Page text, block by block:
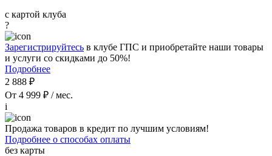
с картой клуба
?
Зарегистрируйтесь в клубе ГПС и приобретайте наши товары
и услуги со скидками до 50%!
Подробнее
2 888 ₽
От 4 999 ₽ / мес.
i
Продажа товаров в кредит по лучшим условиям!
Подробнее о способах оплаты
без карты